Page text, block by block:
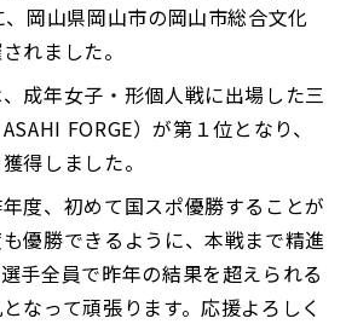
岡山県岡山市の岡山市総合文化
れました。
成年女子・形個人戦に出場した三
FORGE）が第１位となり、
得しました。
度、初めて国スポ優勝することが
優勝できるように、本戦まで精進
手全員で昨年の結果を超えられる
なって頑張ります。応援よろしく